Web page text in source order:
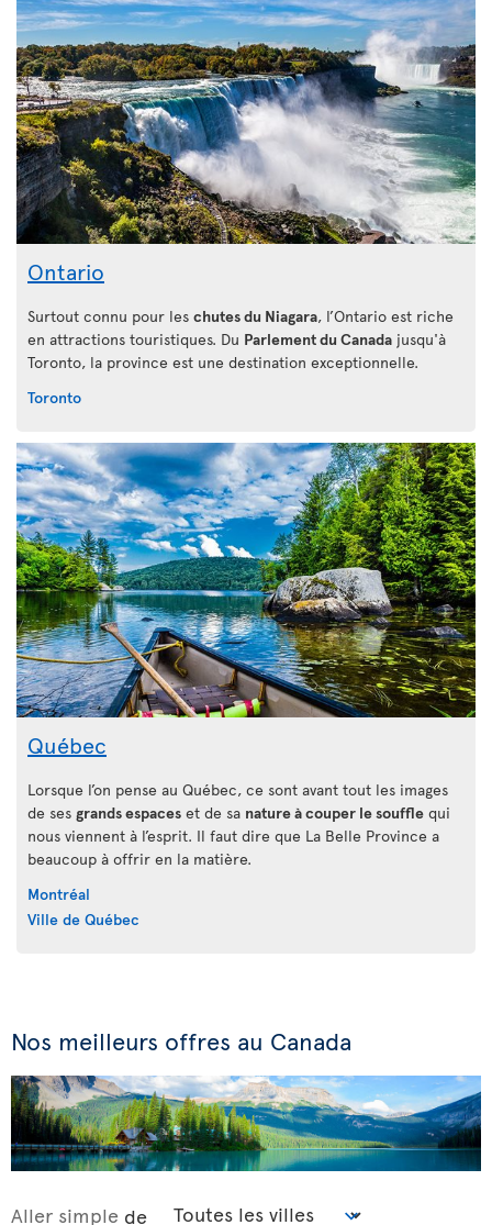
Ontario
Surtout connu pour les chutes du Niagara, l’Ontario est riche
en attractions touristiques. Du Parlement du Canada jusqu'à
Toronto, la province est une destination exceptionnelle.
Toronto
Québec
Lorsque l’on pense au Québec, ce sont avant tout les images
de ses grands espaces et de sa nature à couper le souffle qui
nous viennent à l’esprit. Il faut dire que La Belle Province a
beaucoup à offrir en la matière.
Montréal
Ville de Québec
Nos meilleurs offres au Canada
Aller simple de